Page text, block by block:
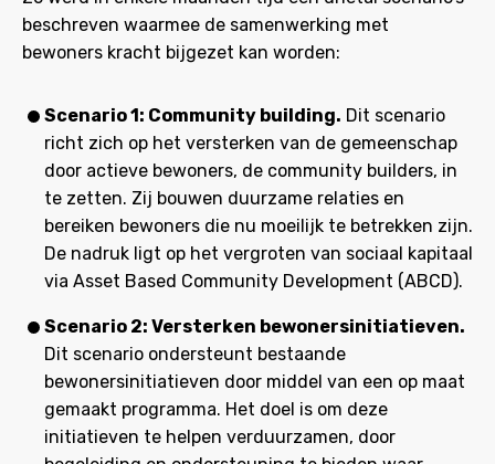
beschreven waarmee de samenwerking met
bewoners kracht bijgezet kan worden:
Scenario 1: Community building. Dit scenario
richt zich op het versterken van de gemeenschap
door actieve bewoners, de community builders, in
te zetten. Zij bouwen duurzame relaties en
bereiken bewoners die nu moeilijk te betrekken zijn.
De nadruk ligt op het vergroten van sociaal kapitaal
via Asset Based Community Development (ABCD).
Scenario 2: Versterken bewonersinitiatieven.
Dit scenario ondersteunt bestaande
bewonersinitiatieven door middel van een op maat
gemaakt programma. Het doel is om deze
initiatieven te helpen verduurzamen, door